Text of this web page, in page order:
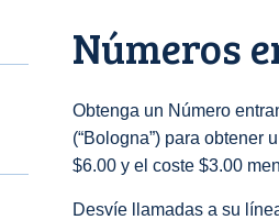
Números
Obtenga un Número
(“Bologna”) para obtener
$6.00 y el coste $3.00
Desvíe llamadas a su